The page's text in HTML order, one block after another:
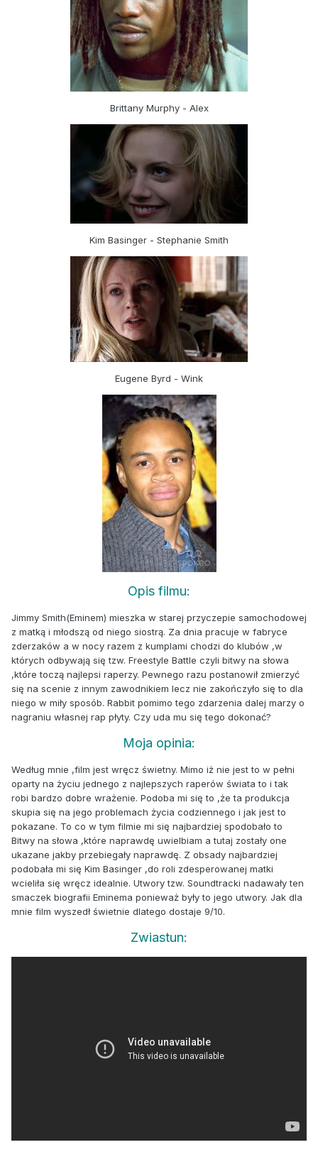
Brittany Murphy - Alex
Kim Basinger - Stephanie Smith
Eugene Byrd - Wink
Opis filmu:
Jimmy Smith(Eminem) mieszka w starej przyczepie samochodowej
z matką i młodszą od niego siostrą. Za dnia pracuje w fabryce
zderzaków a w nocy razem z kumplami chodzi do klubów ,w
których odbywają się tzw. Freestyle Battle czyli bitwy na słowa
,które toczą najlepsi raperzy. Pewnego razu postanowił zmierzyć
się na scenie z innym zawodnikiem lecz nie zakończyło się to dla
niego w miły sposób. Rabbit pomimo tego zdarzenia dalej marzy o
nagraniu własnej rap płyty. Czy uda mu się tego dokonać?
Moja opinia:
Według mnie ,film jest wręcz świetny. Mimo iż nie jest to w pełni
oparty na życiu jednego z najlepszych raperów świata to i tak
robi bardzo dobre wrażenie. Podoba mi się to ,że ta produkcja
skupia się na jego problemach życia codziennego i jak jest to
pokazane. To co w tym filmie mi się najbardziej spodobało to
Bitwy na słowa ,które naprawdę uwielbiam a tutaj zostały one
ukazane jakby przebiegały naprawdę. Z obsady najbardziej
podobała mi się Kim Basinger ,do roli zdesperowanej matki
wcieliła się wręcz idealnie. Utwory tzw. Soundtracki nadawały ten
smaczek biografii Eminema ponieważ były to jego utwory. Jak dla
mnie film wyszedł świetnie dlatego dostaje 9/10.
Zwiastun: